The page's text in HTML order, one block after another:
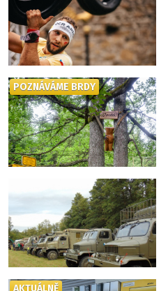
POZNÁVÁME BRDY